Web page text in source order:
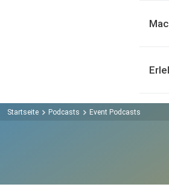
Startseite Podcasts Event Podcasts